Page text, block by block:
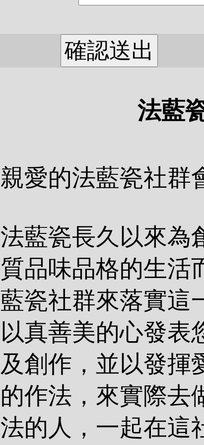
法藍
親愛的法藍瓷社群
法藍瓷長久以來為
質品味品格的生活
藍瓷社群來落實這
以真善美的心發表
及創作，並以發揮
的作法，來實際去
法的人，一起在這